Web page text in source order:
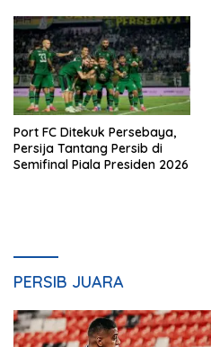
Port FC Ditekuk Persebaya,
Persija Tantang Persib di
Semifinal Piala Presiden 2026
PERSIB JUARA